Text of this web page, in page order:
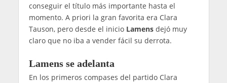
conseguir el título más importante hasta el
momento. A priori la gran favorita era Clara
Tauson, pero desde el inicio Lamensdejó muy
claro que no iba a vender fácil su derrota.
Lamens se adelanta
En los primeros compases del partido Clara